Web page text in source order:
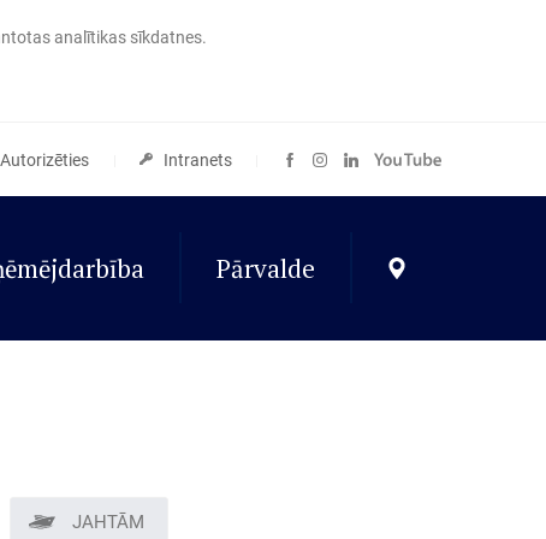
analītikas sīkdatnes.
Autorizēties Intranets
Pārvalde
JAHTĀM